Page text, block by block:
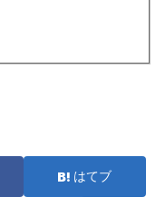
はてブ